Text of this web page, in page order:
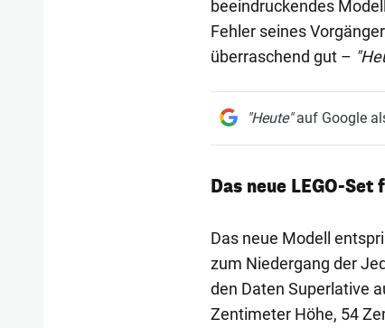
beeindruckendes
Fehler seines
überraschend gut –
"Heute"auf Google
Das neue LEGO-
Das neue Modell
zum Niedergang der
den Daten Superlative
Zentimeter Höhe, 54